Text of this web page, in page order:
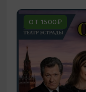
ОТ 1500₽